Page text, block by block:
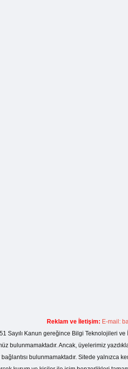
Reklam ve İletişim: E-mail:
Sayılı Kanun gereğince Bilgi Teknolojileri
bulunmamaktadır. Ancak, üyelerimiz
bulunmamaktadır. Sitede yalnızca